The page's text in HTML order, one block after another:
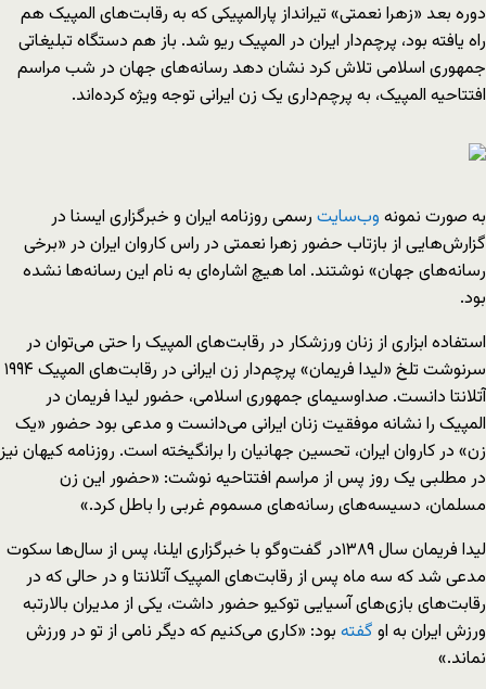
دوره بعد «زهرا نعمتی» تیرانداز پارالمپیکی که به رقابت‌های المپیک هم
راه یافته بود، پرچم‌دار ایران در المپیک ریو شد. باز هم دستگاه تبلیغاتی
جمهوری اسلامی تلاش کرد نشان دهد رسانه‌های جهان در شب مراسم
افتتاحیه المپیک، به پرچم‌داری یک زن ایرانی توجه ویژه کرده‌اند.
به صورت نمونه وب‌سایت رسمی روزنامه ایران و خبرگزاری ایسنا در
گزارش‌هایی از بازتاب حضور زهرا نعمتی در راس کاروان ایران در «برخی
رسانه‌های جهان» نوشتند. اما هیچ اشاره‌ای به نام این رسانه‌ها نشده
بود.
استفاده ابزاری از زنان ورزشکار در رقابت‌های المپیک را حتی می‌توان در
سرنوشت تلخ «لیدا فریمان» پرچم‌دار زن ایرانی در رقابت‌های المپیک ۱۹۹۴
آتلانتا دانست. صداوسیمای جمهوری اسلامی، حضور لیدا فریمان در
المپیک را نشانه موفقیت زنان ایرانی می‌دانست و مدعی بود حضور «یک
زن» در کاروان ایران، تحسین جهانیان را برانگیخته است. روزنامه کیهان نیز
در مطلبی یک روز پس از مراسم افتتاحیه نوشت: «حضور این زن
مسلمان، دسیسه‌های رسانه‌های مسموم غربی را باطل کرد.»
لیدا فریمان سال ۱۳۸۹در گفت‌وگو با خبرگزاری ایلنا، پس از سال‌ها سکوت
مدعی شد که سه ماه پس از رقابت‌های المپیک آتلانتا و در حالی که در
رقابت‌های بازی‌های آسیایی توکیو حضور داشت، یکی از مدیران بالارتبه
ورزش ایران به او گفته بود: «کاری می‌کنیم که دیگر نامی از تو در ورزش
نماند.»